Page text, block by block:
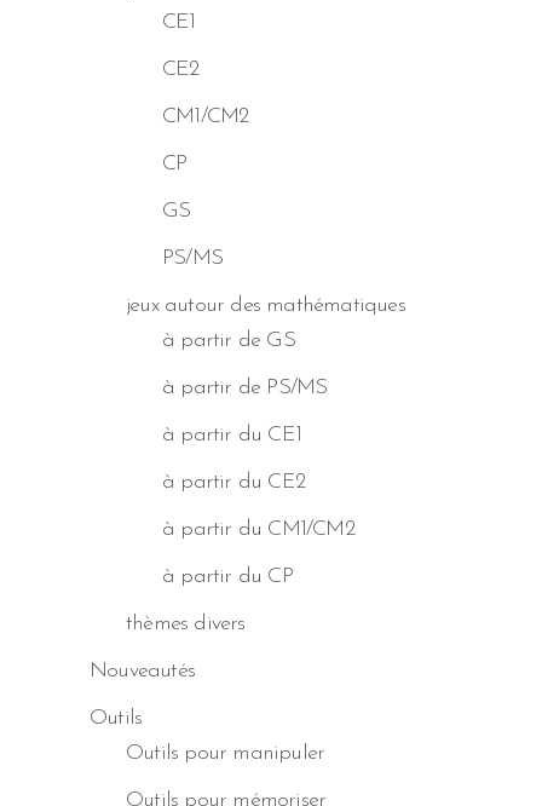
CE1
CE2
CM1/CM2
CP
GS
PS/MS
jeux autour des mathématiques
à partir de GS
à partir de PS/MS
à partir du CE1
à partir du CE2
à partir du CM1/CM2
à partir du CP
thèmes divers
Nouveautés
Outils
Outils pour manipuler
Outils pour mémoriser